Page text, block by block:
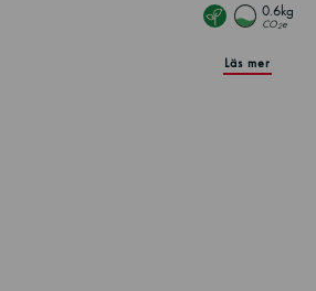
0.6kg
CO2e
Läs mer